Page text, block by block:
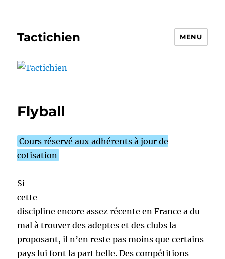
Tactichien MENU
Flyball
Cours réservé aux adhérents à jour de
cotisation
Si
cette
discipline encore assez récente en France a du
mal à trouver des adeptes et des clubs la
proposant, il n’en reste pas moins que certains
pays lui font la part belle. Des compétitions